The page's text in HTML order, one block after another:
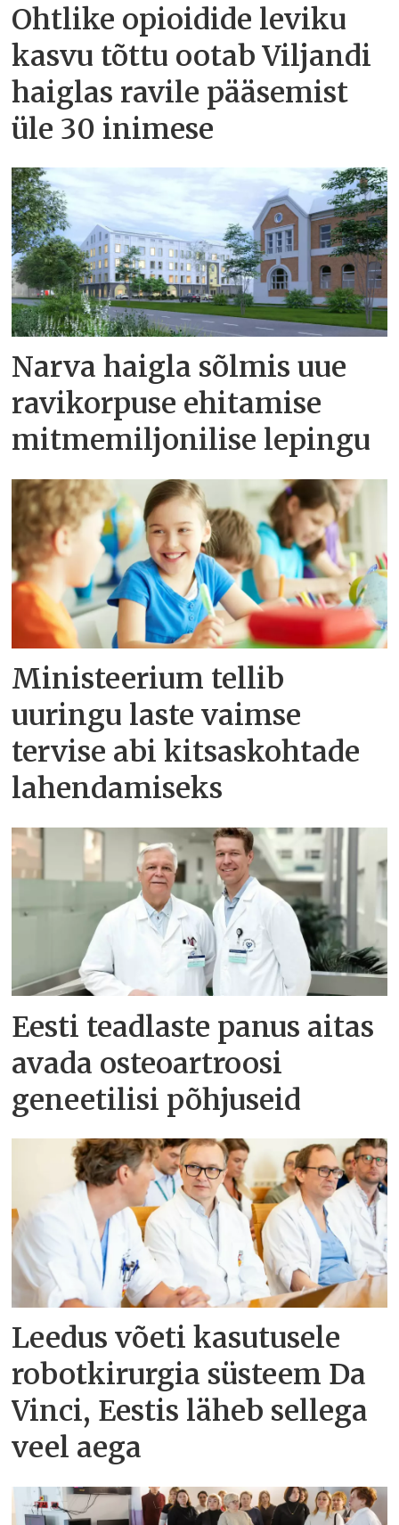
Ohtlike opioidide leviku
kasvu tõttu ootab Viljandi
haiglas ravile pääsemist
üle 30 inimese
Narva haigla sõlmis uue
ravikorpuse ehitamise
mitmemiljonilise lepingu
Ministeerium tellib
uuringu laste vaimse
tervise abi kitsaskohtade
lahendamiseks
Eesti teadlaste panus aitas
avada osteoartroosi
geneetilisi põhjuseid
Leedus võeti kasutusele
robotkirurgia süsteem Da
Vinci, Eestis läheb sellega
veel aega